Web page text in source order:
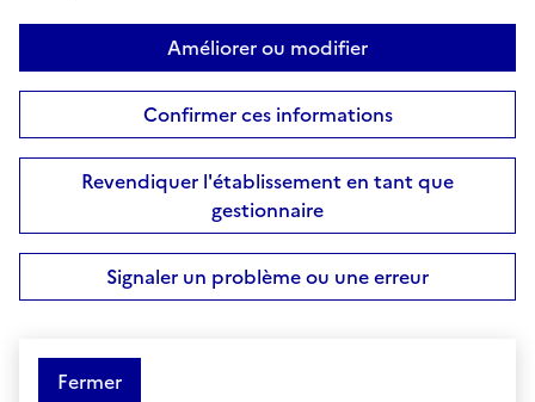
Améliorer ou modifier
Confirmer ces informations
Revendiquer l'établissement en tant que
gestionnaire
Signaler un problème ou une erreur
Fermer